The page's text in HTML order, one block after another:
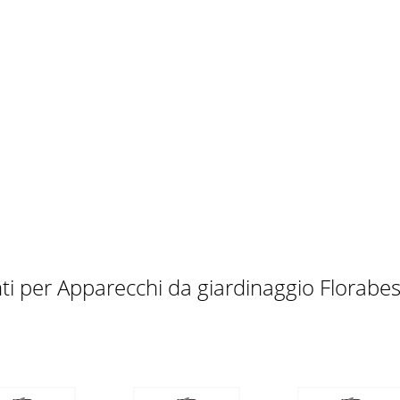
per Apparecchi da giardinaggio